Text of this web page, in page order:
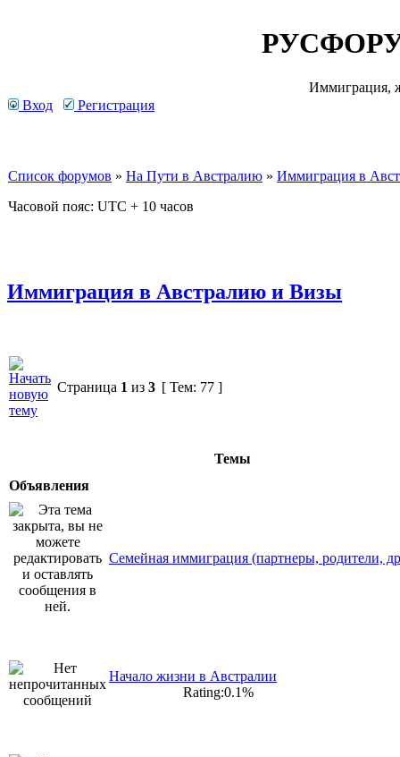
Иммиграция,
Вход
Регистрация
Список форумов » На Пути в Австралию » Иммиграция в
Часовой пояс: UTC + 10 часов
Иммиграция в Австралию и Визы
Страница 1 из 3 [ Тем: 77 ]
Темы
Объявления
Семейная иммиграция (партнеры, родители,
Начало жизни в Австралии
Rating:0.1%